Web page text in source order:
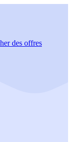
des offres